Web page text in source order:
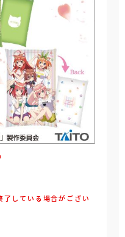
している場合がござい